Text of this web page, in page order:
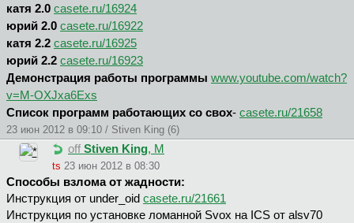
катя 2.0 casete.ru/16924
юрий 2.0 casete.ru/16922
катя 2.2 casete.ru/16925
юрий 2.2 casete.ru/16923
Демонстрация работы программы www.youtube.com/watch?
v=M-OXJxa6Exs
Список программ работающих со свох- casete.ru/21658
23 июн 2012 в 09:10 / Stiven King (6)
off Stiven King, М
ts 23 июн 2012 в 08:30
Способы взлома от жадности:
Инструкция от under_oid casete.ru/21661
Инструкция по установке ломанной Svox на ICS от alsv70